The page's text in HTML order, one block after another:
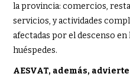
la provincia: comercios,
servicios, y actividades
afectadas por el descenso
huéspedes.
AESVAT, además,